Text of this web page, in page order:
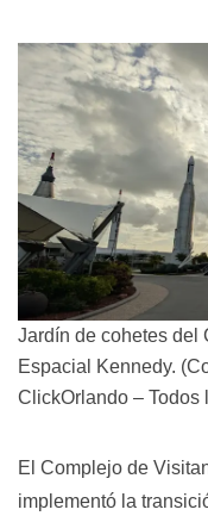
Jardín de cohetes del
Espacial Kennedy.
ClickOrlando – Todos
El Complejo de
implementó la